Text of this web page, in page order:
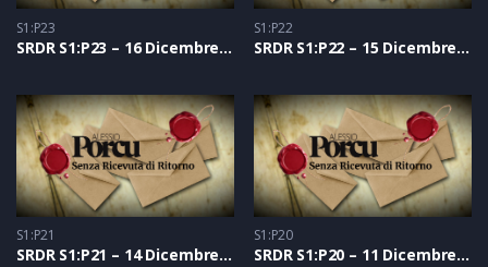
S1:P23
SRDR S1:P23 – 16 Dicembre 2020
S1:P22
SRDR S1:P22 – 15 Dicembre 2020
S1:P21
SRDR S1:P21 – 14 Dicembre 2020
S1:P20
SRDR S1:P20 – 11 Dicembre 2020